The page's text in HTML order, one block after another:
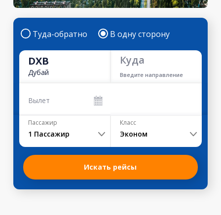
Туда-обратно В одну сторону
DXB
Дубай
Куда
Введите направление
Вылет
Пассажир
1 Пассажир
Класс
Эконом
Искать рейсы